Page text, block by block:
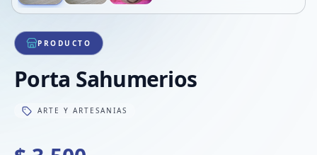
PRODUCTO
Porta Sahumerios
ARTE Y ARTESANIAS